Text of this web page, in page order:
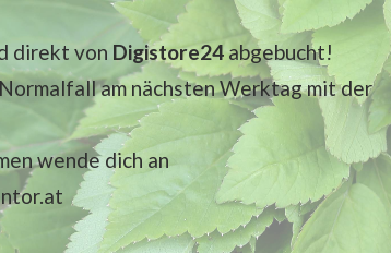
direkt von Digistore24abgebucht!
am nächsten Werktag mit der
wende dich an